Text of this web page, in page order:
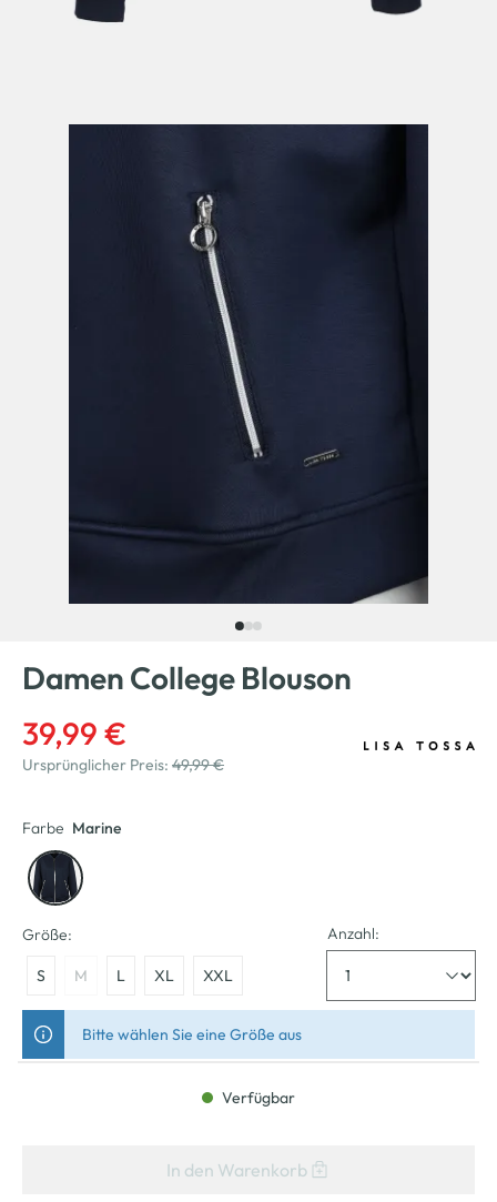
Damen College Blouson
39,99 €
Ursprünglicher Preis: 49,99 €
Farbe Marine
Größe:
S M L XL XXL
Anzahl:
Bitte wählen Sie eine Größe aus
Verfügbar
In den Warenkorb